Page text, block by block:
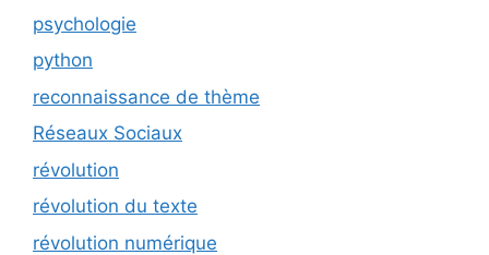
psychologie
python
reconnaissance de thème
Réseaux Sociaux
révolution
révolution du texte
révolution numérique